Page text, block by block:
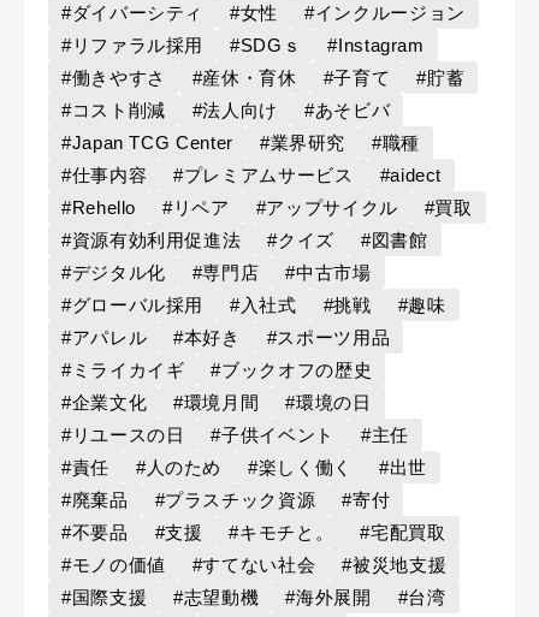
#ダイバーシティ
#女性
#インクルージョン
#リファラル採用
#SDGｓ
#Instagram
#働きやすさ
#産休・育休 #子育て
#貯蓄
#コスト削減
#法人向け
#あそビバ
#Japan TCG Center
#業界研究
#職種
#仕事内容
#プレミアムサービス
#aidect
#Rehello
#リペア #アップサイクル
#買取
#資源有効利用促進法
#クイズ
#図書館
#デジタル化
#専門店
#中古市場
#グローバル採用
#入社式 #挑戦
#趣味
#アパレル
#本好き
#スポーツ用品
#ミライカイギ
#ブックオフの歴史
#企業文化
#環境月間
#環境の日
#リユースの日
#子供イベント
#主任
#責任
#人のため #楽しく働く
#出世
#廃棄品
#プラスチック資源
#寄付
#不要品
#支援 #キモチと。
#宅配買取
#モノの価値
#すてない社会
#被災地支援
#国際支援
#志望動機 #海外展開
#台湾